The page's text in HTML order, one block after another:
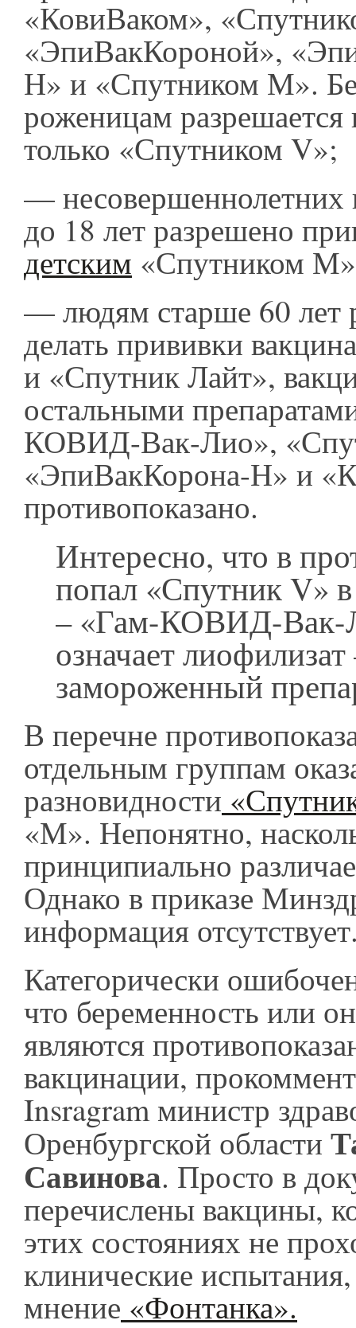
«КовиВаком»,
«ЭпиВакКороной»,
Н» и «Спутником М».
роженицам разрешается
только «Спутником V»;
— несовершеннолетних
до 18 лет разрешено
детским «Спутником
— людям старше 60 лет
делать прививки
и «Спутник Лайт»,
остальными
КОВИД-Вак-Лио»,
«ЭпиВакКорона-Н» и
противопоказано.
Интересно, что в
попал «Спутник V»
– «Гам-КОВИД-Вак-
означает
замороженный
В перечне
отдельным группам
разновидности
«М». Непонятно,
принципиально
Однако в приказе
информация
Категорически
что беременность или
являются
вакцинации,
Insragram министр
Оренбургской области
Савинова. Просто в
перечислены вакцины,
этих состояниях не
клинические
мнение «Фонтанка».